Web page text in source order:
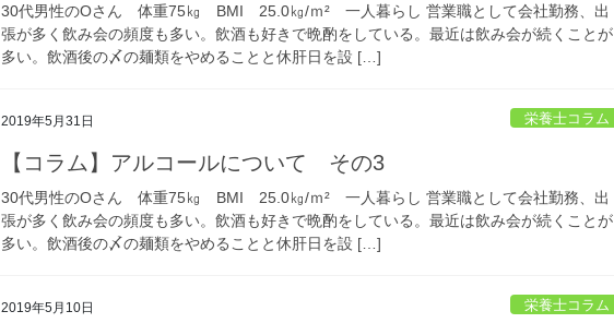
30代男性のOさん 体重75㎏ BMI 25.0㎏/ｍ² 一人暮らし 営業職として会社勤務、出
張が多く飲み会の頻度も多い。飲酒も好きで晩酌をしている。最近は飲み会が続くことが
多い。飲酒後の〆の麺類をやめることと休肝日を設 […]
2019年5月31日 栄養士コラム
【コラム】アルコールについて その3
30代男性のOさん 体重75㎏ BMI 25.0㎏/ｍ² 一人暮らし 営業職として会社勤務、出
張が多く飲み会の頻度も多い。飲酒も好きで晩酌をしている。最近は飲み会が続くことが
多い。飲酒後の〆の麺類をやめることと休肝日を設 […]
2019年5月10日 栄養士コラム